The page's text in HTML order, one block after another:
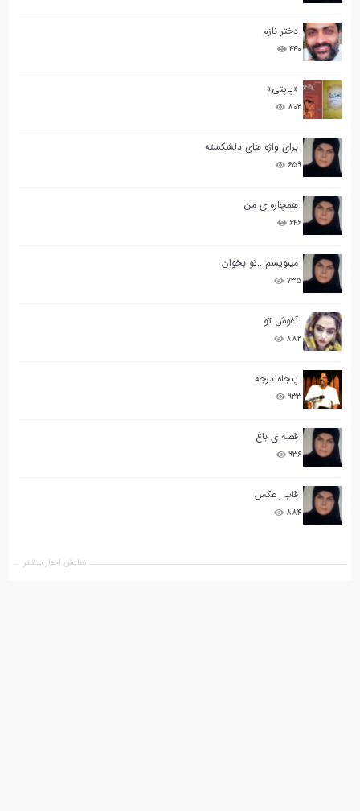
دختر نازم
۴۴۰
«پاپتی»
۸۰۲
برای واژه های دلشکسته
۶۵۹
همچاره ی من
۶۴۶
مینویسم ..تو بخوان
۷۳۵
آغوش تو
۸۸۲
پنجاه درجه
۹۳۳
قصه ی باغ
۹۳۶
قاب ِ عکس
۸۸۴
نمایش اخبار بیشتر